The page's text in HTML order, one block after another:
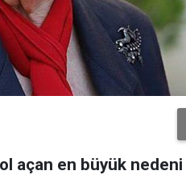
açan en büyük